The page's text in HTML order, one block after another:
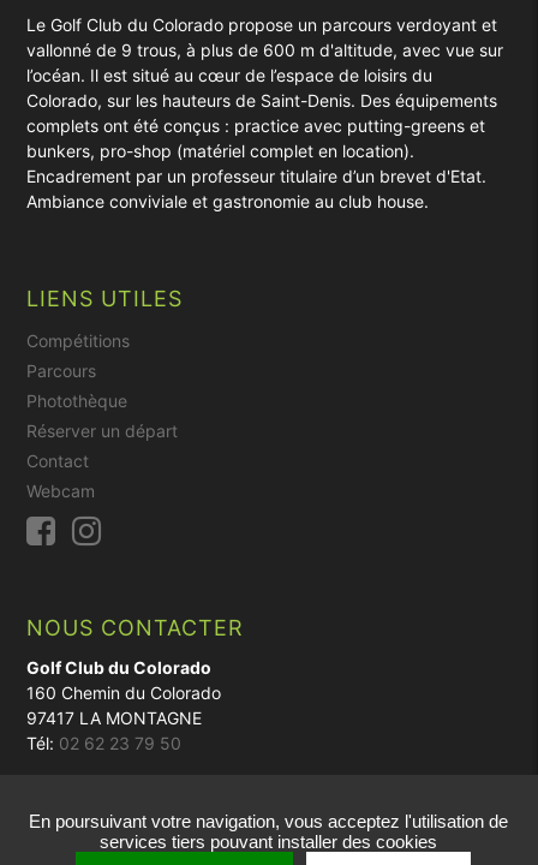
Le Golf Club du Colorado propose un parcours verdoyant et
vallonné de 9 trous, à plus de 600 m d'altitude, avec vue sur
l’océan. Il est situé au cœur de l’espace de loisirs du
Colorado, sur les hauteurs de Saint-Denis. Des équipements
complets ont été conçus : practice avec putting-greens et
bunkers, pro-shop (matériel complet en location).
Encadrement par un professeur titulaire d’un brevet d'Etat.
Ambiance conviviale et gastronomie au club house.
LIENS UTILES
Compétitions
Parcours
Photothèque
Réserver un départ
Contact
Webcam
NOUS CONTACTER
Golf Club du Colorado
160 Chemin du Colorado
97417 LA MONTAGNE
Tél: 02 62 23 79 50
© 2018 - Réalisation parvt-design
En poursuivant votre navigation, vous acceptez l'utilisation de
services tiers pouvant installer des cookies